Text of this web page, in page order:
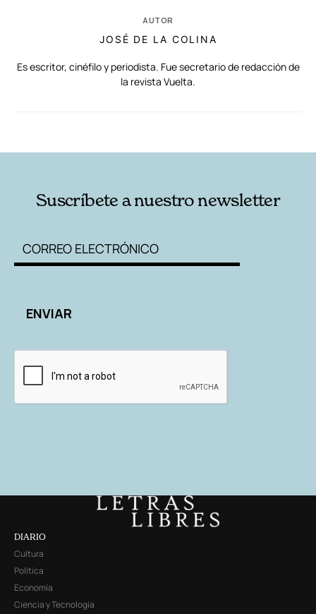
AUTOR
JOSÉ DE LA COLINA
Es escritor, cinéfilo y periodista. Fue secretario de redacción de
la revista Vuelta.
Suscríbete a nuestro newsletter
DIARIO
Cultura
Política
Economía
Ciencia y Tecnología